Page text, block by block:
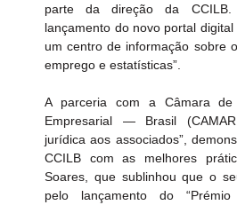
parte da direção da
lançamento do novo portal
um centro de informação sobre
emprego e estatísticas”.
A parceria com a Câmara de
Empresarial — Brasil
jurídica aos associados”,
CCILB com as melhores
Soares, que sublinhou que o
pelo lançamento do